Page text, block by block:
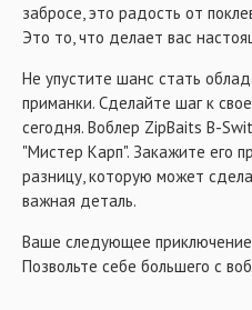
забросе, это радость от
Это то, что делает вас
Не упустите шанс стать
приманки. Сделайте шаг к
сегодня. Воблер ZipBaits B-
"Мистер Карп". Закажите его
разницу, которую может
важная деталь.
Ваше следующее
Позвольте себе большего с